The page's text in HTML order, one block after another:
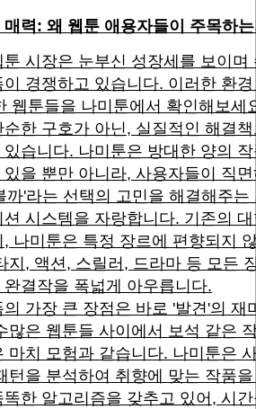
매력: 왜 웹툰 애용자들이 주목하
툰 시장은 눈부신 성장세를 보이며
이 경쟁하고 있습니다. 이러한 환
웹툰들을 나미툰에서 확인해보세
순한 구호가 아닌, 실질적인 해결
있습니다. 나미툰은 방대한 양의
있을 뿐만 아니라, 사용자들이 직
까'라는 선택의 고민을 해결해주는
션 시스템을 자랑합니다. 기존의
, 나미툰은 특정 장르에 편향되지
지, 액션, 스릴러, 드라마 등 모든
완결작을 폭넓게 아우릅니다.
의 가장 큰 장점은 바로 '발견'의 재
많은 웹툰들 사이에서 보석 같은
마치 모험과 같습니다. 나미툰은
턴을 분석하여 취향에 맞는 작품
똑한 알고리즘을 갖추고 있어, 시